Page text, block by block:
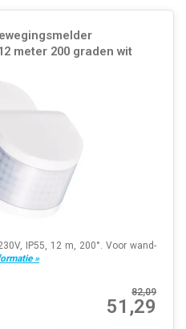
meter 200 graden wit
IP55, 12 m, 200°. Voor wand-
»
82,09
51,29